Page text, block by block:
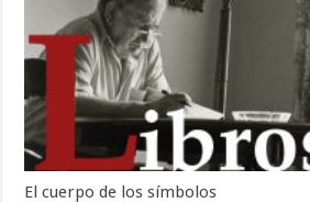
El cuerpo de los símbolos